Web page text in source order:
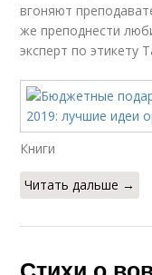
вгоняют
же преподнести
эксперт по этикету
Книги
Читать дальше →